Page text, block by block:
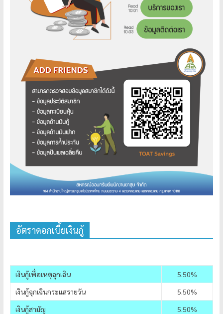
อัตราดอกเบี้ยเงินกู้
เงินกู้เพื่อเหตุฉุกเฉิน
5.50%
เงินกู้ฉุกเฉินกระแสรายวัน
5.50%
เงินกู้สามัญ
5.50%